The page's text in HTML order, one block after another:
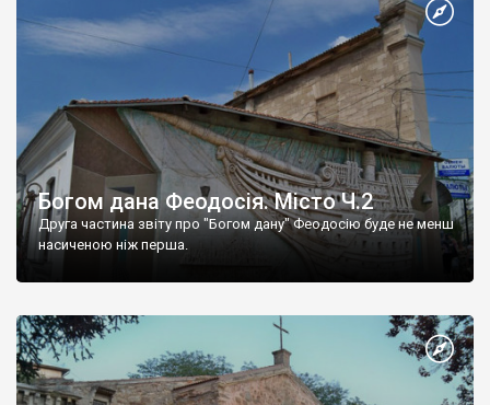
Богом дана Феодосія. Місто Ч.2
Друга частина звіту про "Богом дану" Феодосію буде не менш
насиченою ніж перша.